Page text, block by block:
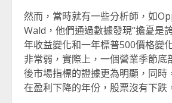
然而，當時就有一些分析師，如
Wald，他們通過數據發現“擔憂是
年收益變化和一年標普500價格變
非常弱，實際上，一個營業季節底
後市場指標的證據更為明顯，同時
在盈利下降的年份，股票沒有下跌